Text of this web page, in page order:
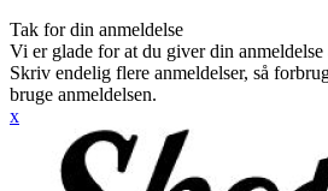
Tak for din anmeldelse
Vi er glade for at du giver din
Skriv endelig flere anmeldelser, så
bruge anmeldelsen.
x